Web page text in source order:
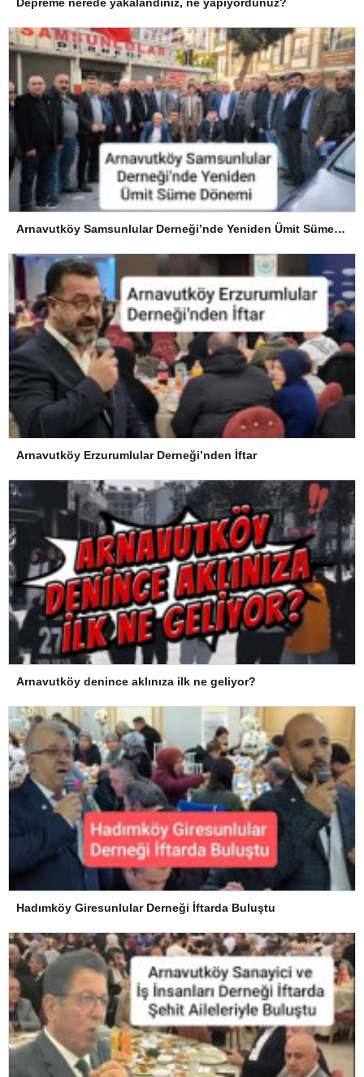
Arnavutköy Samsunlular Derneği’nde Yeniden Ümit Süme Dönemi
Arnavutköy Erzurumlular Derneği’nden İftar
Arnavutköy denince aklınıza ilk ne geliyor?
Hadımköy Giresunlular Derneği İftarda Buluştu